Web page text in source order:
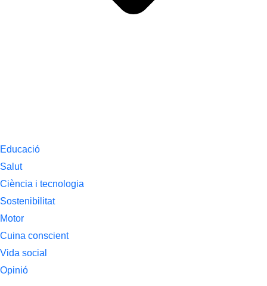
Educació
Salut
Ciència i tecnologia
Sostenibilitat
Motor
Cuina conscient
Vida social
Opinió